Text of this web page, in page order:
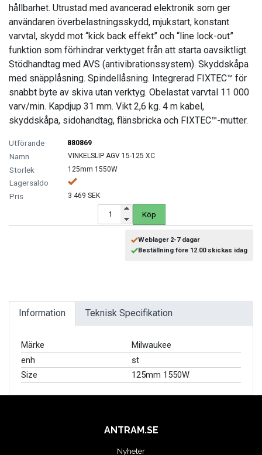
KONCENTRATSPRUTOR
LIM & FOG
LYFT OCH LAST
MASKINER OCH TVÄTTUTRUSTNING
MATERIALHANTERING
MOTORCYKEL VERKSTAD
OLJE OCH SMÖRJHANTERING
SKYDDSUTRUSTNING
STEGAR, STÖD OCH PLATTFORMAR
TUNGA FORDON UNIVERSAL
VERKSTADSUTRUSTNING
hållbarhet. Utrustad med avancerad elektronik som ger
användaren överbelastningsskydd, mjukstart, konstant
varvtal, skydd mot “kick back effekt” och “line lock-out”
funktion som förhindrar verktyget från att starta oavsiktligt.
Stödhandtag med AVS (antivibrationssystem). Skyddskåpa
med snäpplåsning. Spindellåsning. Integrerad FIXTEC™ för
snabbt byte av skiva utan verktyg. Obelastat varvtal 11 000
varv/min. Kapdjup 31 mm. Vikt 2,6 kg. 4 m kabel,
skyddskåpa, sidohandtag, flänsbricka och FIXTEC™-mutter.
880869
VINKELSLIP AGV 15-125 XC
125mm 1550W
3 469 SEK
Köp
Weblager 2-7 dagar
Beställning före 12.00 skickas idag
Information Teknisk Specifikation
Märke
Milwaukee
enh
st
Size
125mm 1550W
ANTRAM.SE
Nyheter